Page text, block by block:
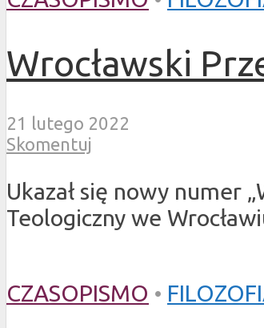
Wrocławski
21 lutego 2022
Skomentuj
Ukazał się nowy numer
Teologiczny we
CZASOPISMO •